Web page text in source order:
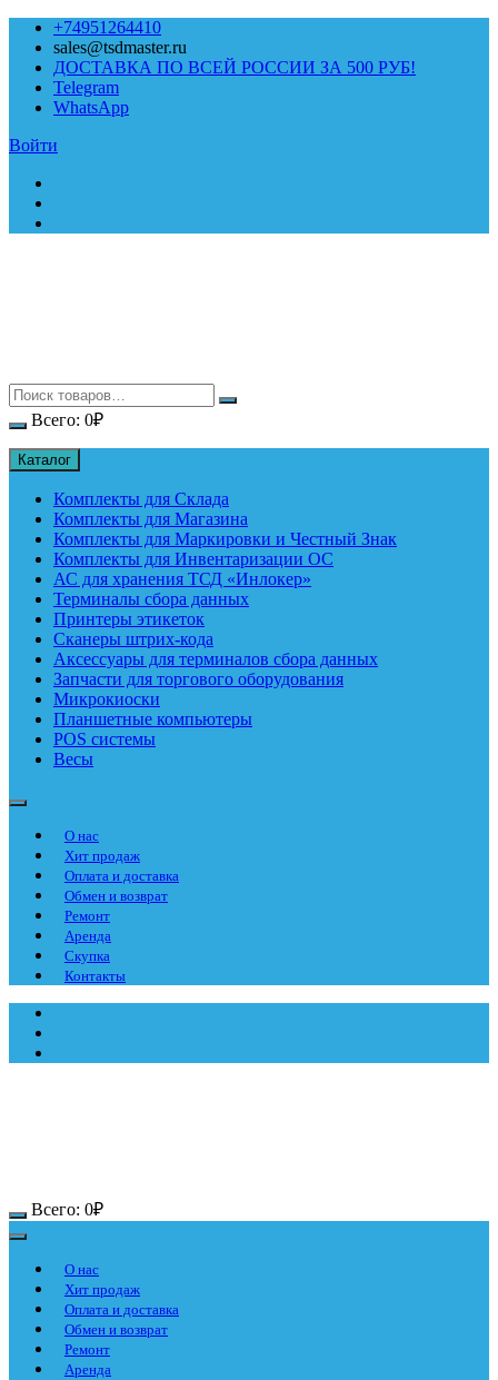
Перейти
содержимому
+74951264410
sales@tsdmaster.ru
ДОСТАВКА ПО ВСЕЙ РОССИИ ЗА 500 РУБ!
Telegram
WhatsApp
Войти
Всего: 0₽
Каталог
Комплекты для Склада
Комплекты для Магазина
Комплекты для Маркировки и Честный Знак
Комплекты для Инвентаризации ОС
АС для хранения ТСД «Инлокер»
Терминалы сбора данных
Принтеры этикеток
Сканеры штрих-кода
Аксессуары для терминалов сбора данных
Запчасти для торгового оборудования
Микрокиоски
Планшетные компьютеры
POS системы
Весы
О нас
Хит продаж
Оплата и доставка
Обмен и возврат
Ремонт
Аренда
Скупка
Контакты
Всего: 0₽
О нас
Хит продаж
Оплата и доставка
Обмен и возврат
Ремонт
Аренда